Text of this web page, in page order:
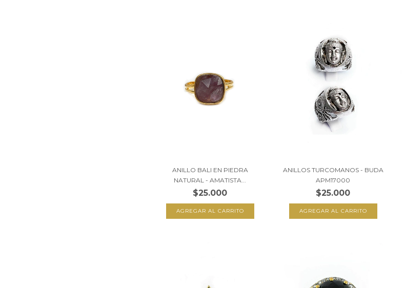
ANILLO BALI EN PIEDRA
NATURAL - AMATISTA...
$25.000
ANILLOS TURCOMANOS - BUDA
APM17000
$25.000